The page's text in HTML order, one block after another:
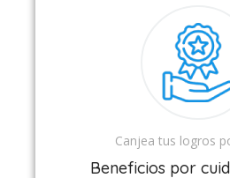
Canjea tus logros
Beneficios por